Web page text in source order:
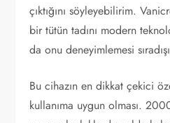
çıktığını söyleyebilirim.
bir tütün tadını modern
da onu deneyimlemesi
Bu cihazın en dikkat çekici
kullanıma uygun olması.